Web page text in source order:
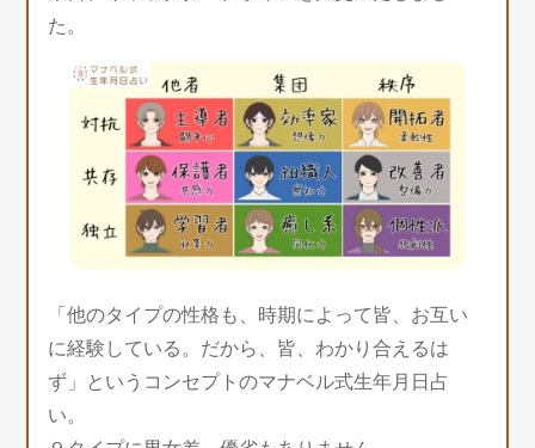
た。
「他のタイプの性格も、時期によって皆、お互い
に経験している。だから、皆、わかり合えるは
ず」というコンセプトのマナベル式生年月日占
い。